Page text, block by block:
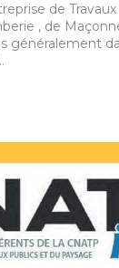
de
, de
généralement